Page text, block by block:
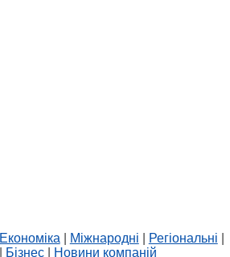
Економіка Міжнародні Регіональні
Бізнес Новини компаній